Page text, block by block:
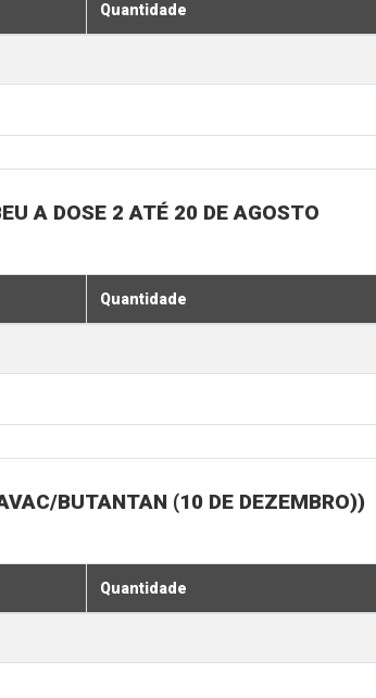
Quantidade
A DOSE 2 ATÉ 20 DE AGOSTO
Quantidade
BUTANTAN (10 DE DEZEMBRO))
Quantidade